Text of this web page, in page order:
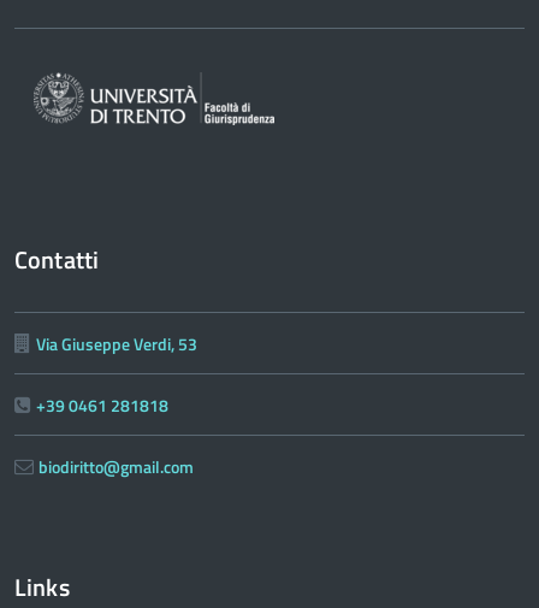
Contatti
Via Giuseppe Verdi, 53
+39 0461 281818
biodiritto@gmail.com
Links